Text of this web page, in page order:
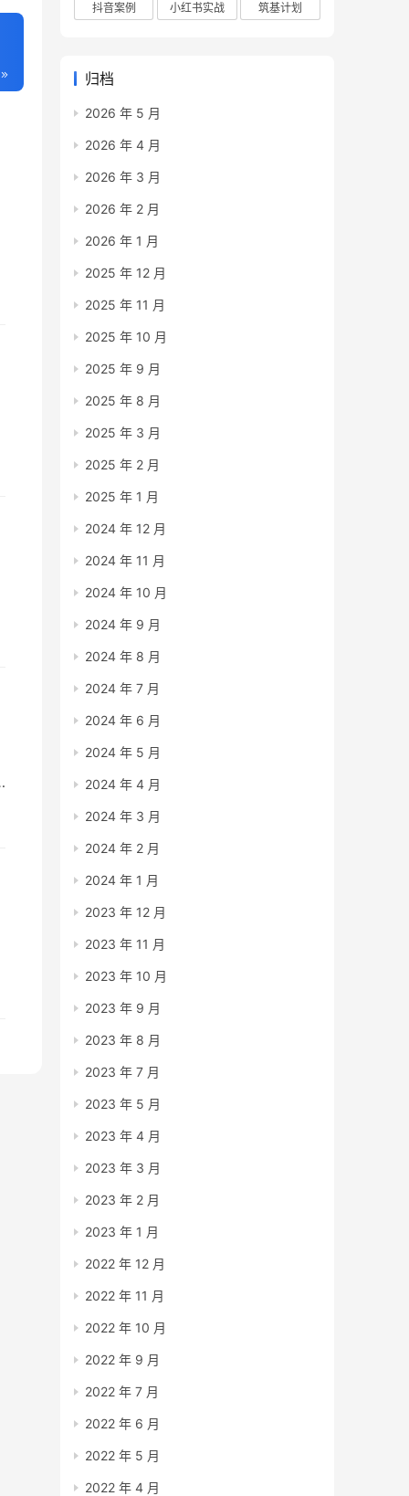
抖音案例
小红书实战 筑基计划
归档
2026 年 5 月
2026 年 4 月
2026 年 3 月
2026 年 2 月
2026 年 1 月
2025 年 12 月
2025 年 11 月
2025 年 10 月
2025 年 9 月
2025 年 8 月
2025 年 3 月
2025 年 2 月
2025 年 1 月
2024 年 12 月
2024 年 11 月
2024 年 10 月
2024 年 9 月
2024 年 8 月
2024 年 7 月
2024 年 6 月
2024 年 5 月
2024 年 4 月
2024 年 3 月
2024 年 2 月
2024 年 1 月
2023 年 12 月
2023 年 11 月
2023 年 10 月
2023 年 9 月
2023 年 8 月
2023 年 7 月
2023 年 5 月
2023 年 4 月
2023 年 3 月
2023 年 2 月
2023 年 1 月
2022 年 12 月
2022 年 11 月
2022 年 10 月
2022 年 9 月
2022 年 7 月
2022 年 6 月
2022 年 5 月
2022 年 4 月